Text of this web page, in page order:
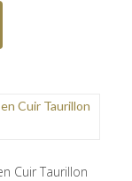
Cuir Taurillon